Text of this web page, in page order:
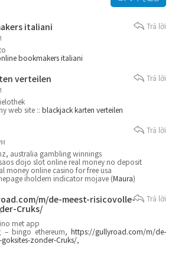
italiani
bookmakers italiani
Trả lời
verteilen
web site :: blackjack karten verteilen
Trả lời
australia gambling winnings
dojo slot online real money no deposit
money online casino for free usa
iholdem indicator mojave (Maura)
Trả lời
m/de-meest-risicovolle-
Cruks/
met app
– bingo ethereum, https://gullyroad.com/m/de-
zonder-Cruks/,
Trả lời